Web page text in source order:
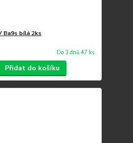
Ba9s bílá 2ks
Do 3 dnů 47 ks
Přidat do košíku